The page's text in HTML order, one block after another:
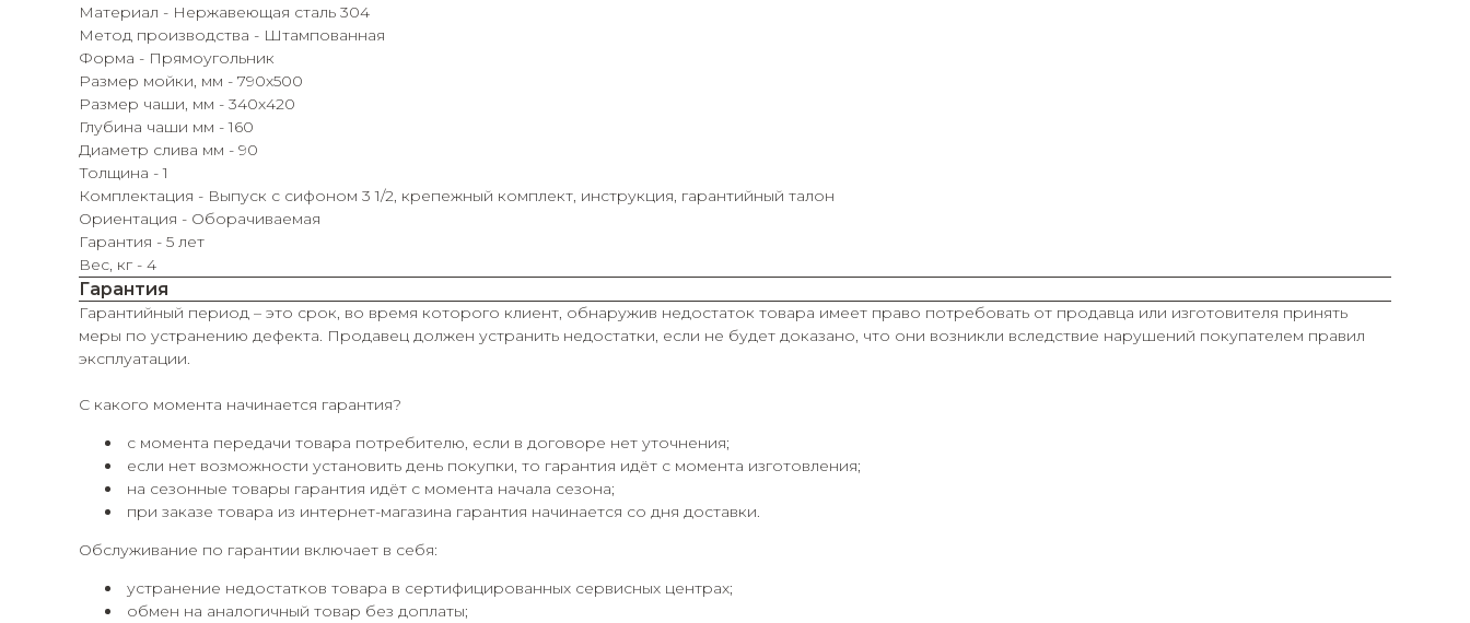
Материал - Нержавеющая сталь 304
Метод производства - Штампованная
Форма - Прямоугольник
Размер мойки, мм - 790х500
Размер чаши, мм - 340х420
Глубина чаши мм - 160
Диаметр слива мм - 90
Толщина - 1
Комплектация - Выпуск с сифоном 3 1/2, крепежный комплект, инструкция, гарантийный талон
Ориентация - Оборачиваемая
Гарантия - 5 лет
Вес, кг - 4
Гарантия
Гарантийный период – это срок, во время которого клиент, обнаружив недостаток товара имеет право потребовать от продавца или изготовителя принять
меры по устранению дефекта. Продавец должен устранить недостатки, если не будет доказано, что они возникли вследствие нарушений покупателем правил
эксплуатации.
С какого момента начинается гарантия?
с момента передачи товара потребителю, если в договоре нет уточнения;
если нет возможности установить день покупки, то гарантия идёт с момента изготовления;
на сезонные товары гарантия идёт с момента начала сезона;
при заказе товара из интернет-магазина гарантия начинается со дня доставки.
Обслуживание по гарантии включает в себя:
устранение недостатков товара в сертифицированных сервисных центрах;
обмен на аналогичный товар без доплаты;